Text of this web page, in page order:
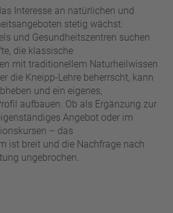
Interesse an natürlichen und
stetig wächst.
und Gesundheitszentren suchen
die klassische
mit traditionellem Naturheilwissen
die Kneipp-Lehre beherrscht, kann
und ein eigenes,
aufbauen. Ob als Ergänzung zur
Angebot oder im
– das
ist breit und die Nachfrage nach
ungebrochen.